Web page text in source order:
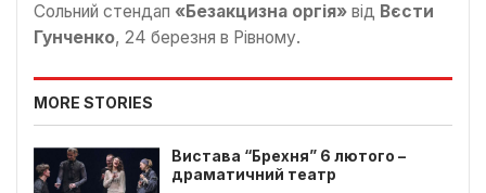
Сольний стендап «Безакцизна оргія» від Вєсти
Гунченко, 24 березня в Рівному.
MORE STORIES
Вистава “Брехня” 6 лютого –
драматичний театр